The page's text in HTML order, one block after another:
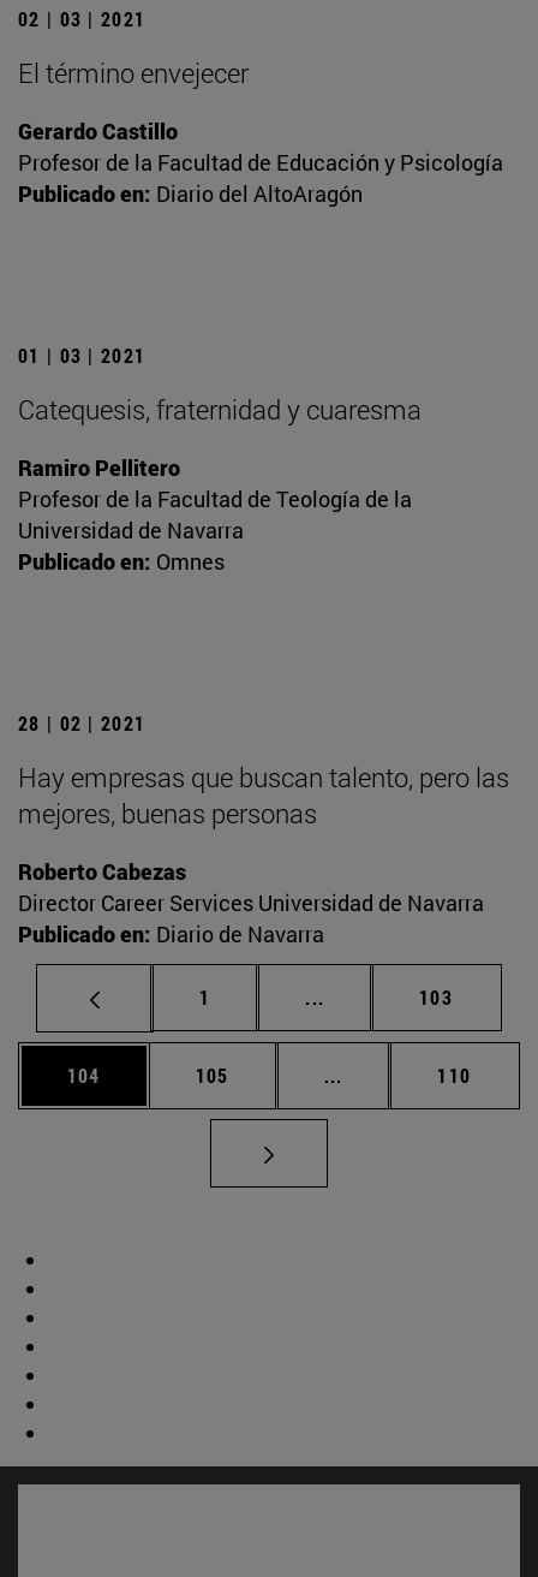
02 | 03 | 2021
El término envejecer
Gerardo Castillo
Profesor de la Facultad de Educación y Psicología
Publicado en: Diario del AltoAragón
01 | 03 | 2021
Catequesis, fraternidad y cuaresma
Ramiro Pellitero
Profesor de la Facultad de Teología de la
Universidad de Navarra
Publicado en: Omnes
28 | 02 | 2021
Hay empresas que buscan talento, pero las
mejores, buenas personas
Roberto Cabezas
Director Career Services Universidad de Navarra
Publicado en: Diario de Navarra
Página
1 ... Páginas intermedias
Página
103
Página
104 Página
105 ... Páginas intermedias
Página
110